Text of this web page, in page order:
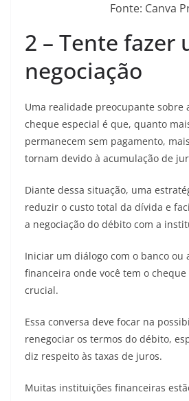
Fonte: Canva
2 – Tente fazer
negociação
Uma realidade preocupante sobre
cheque especial é que, quanto
permanecem sem pagamento,
tornam devido à acumulação de
Diante dessa situação, uma
reduzir o custo total da dívida e
a negociação do débito com a
Iniciar um diálogo com o banco ou
financeira onde você tem o
crucial.
Essa conversa deve focar na
renegociar os termos do débito,
diz respeito às taxas de juros.
Muitas instituições financeiras